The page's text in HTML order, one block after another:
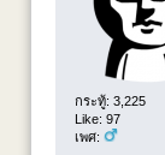
กระทู้: 3,225
Like: 97
เพศ: